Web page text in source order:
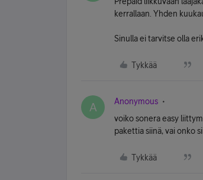
kerrallaan. Yhden
Sinulla ei tarvitse olla
Tykkää
A Anonymous
voiko sonera easy
pakettia siinä, vai onko
Tykkää